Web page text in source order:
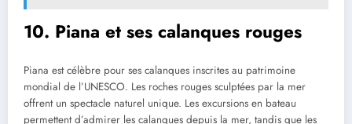
10. Piana et ses calanques rouges
Piana est célèbre pour ses calanques inscrites au patrimoine
mondial de l’UNESCO. Les roches rouges sculptées par la mer
offrent un spectacle naturel unique. Les excursions en bateau
permettent d’admirer les calanques depuis la mer, tandis que les